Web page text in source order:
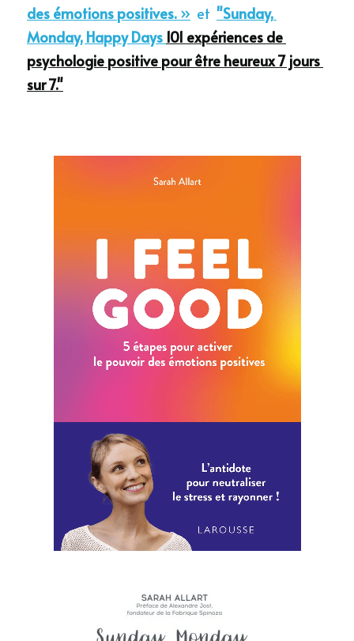
des émotions positives. » et "Sunday,
Monday, Happy Days 101 expériences de
psychologie positive pour être heureux 7 jours
sur 7."